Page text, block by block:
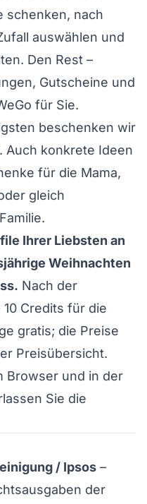
schenken, nach
auswählen und
Den Rest –
Gutscheine und
für Sie.
beschenken wir
Auch konkrete Ideen
für die Mama,
gleich
.
Ihrer Liebsten an
Weihnachten
Nach der
10 Credits für die
gratis; die Preise
Preisübersicht.
Browser und in der
Sie die
/ Ipsos –
der